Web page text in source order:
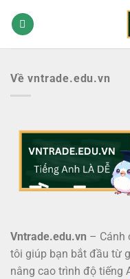
qua
Về vntrade.edu.vn
Vntrade.edu.vn – Cánh
tôi giúp bạn bắt đầu từ
nâng cao trình độ tiếng